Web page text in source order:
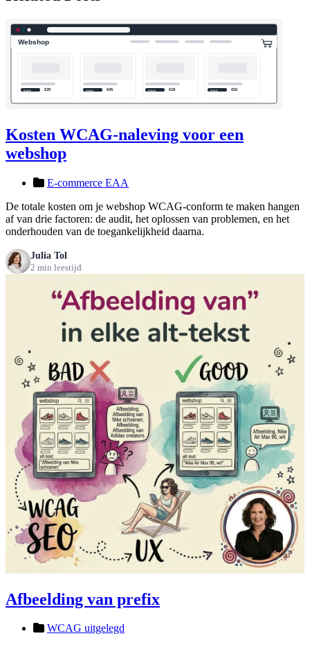
Kosten WCAG-naleving voor een
webshop
E-commerce EAA
De totale kosten om je webshop WCAG-conform te maken hangen
af van drie factoren: de audit, het oplossen van problemen, en het
onderhouden van de toegankelijkheid daarna.
Julia Tol
2 min leestijd
Afbeelding van prefix
WCAG uitgelegd